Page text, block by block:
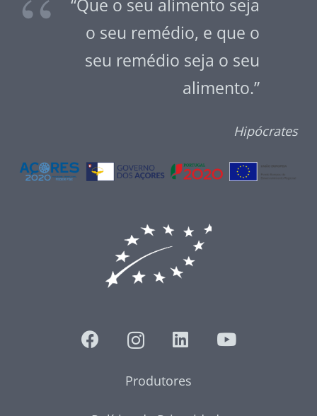
“Que o seu alimento seja
o seu remédio, e que o
seu remédio seja o seu
alimento.”
Hipócrates
Produtores